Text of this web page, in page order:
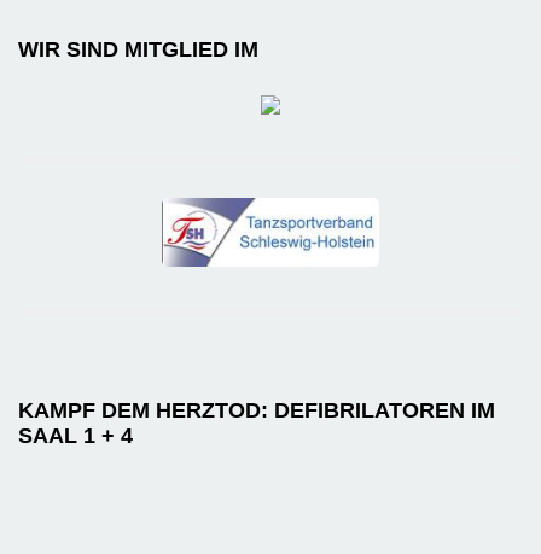
WIR SIND MITGLIED IM
KAMPF DEM HERZTOD: DEFIBRILATOREN IM
SAAL 1 + 4